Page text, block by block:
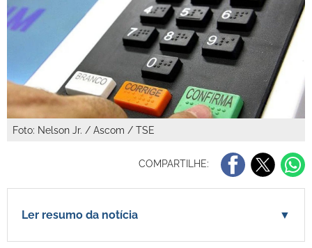
Foto: Nelson Jr. / Ascom / TSE
COMPARTILHE:
Ler resumo da notícia ▼